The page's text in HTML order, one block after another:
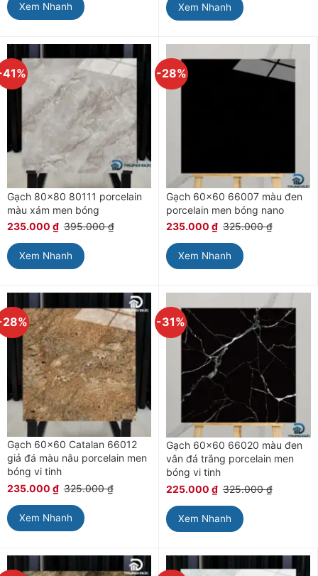
Xem Nhanh Xem Nhanh
Gạch 80×80 80111 porcelain
màu xám men bóng
235.000 ₫ 395.000₫
Xem Nhanh
-28%
Gạch 60×60 66007 màu đen
porcelain men bóng nano
235.000 ₫ 325.000₫
Xem Nhanh
Gạch 60×60 Catalan 66012
giả đá màu nâu porcelain men
bóng vi tinh
235.000 ₫ 325.000₫
Xem Nhanh
-31%
Gạch 60×60 66020 màu đen
vân đá trắng porcelain men
bóng vi tinh
225.000 ₫ 325.000₫
Xem Nhanh